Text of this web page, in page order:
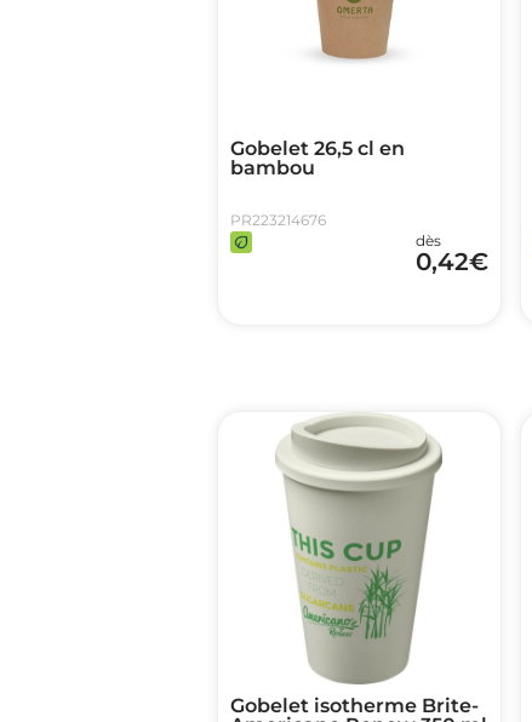
Gobelet 26,5 cl en
bambou
PR223214676
dès
0,42€
Gobelet isotherme Brite-